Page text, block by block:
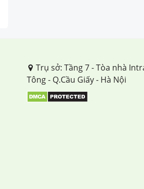
Trụ sở: Tầng 7 - Tòa nhà
Tông - Q.Cầu Giấy - Hà Nội